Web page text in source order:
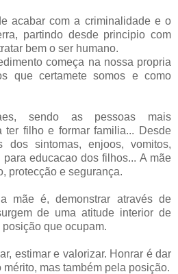
acabar com a criminalidade e o
partindo desde principio com
bem o ser humano.
começa na nossa propria
que certamete somos e como
sendo as pessoas mais
ter filho e formar familia... Desde
dos sintomas, enjoos, vomitos,
educacao dos filhos... A mãe
protecção e segurança.
mãe é, demonstrar através de
de uma atitude interior de
que ocupam.
estimar e valorizar. Honrar é dar
mas também pela posição.